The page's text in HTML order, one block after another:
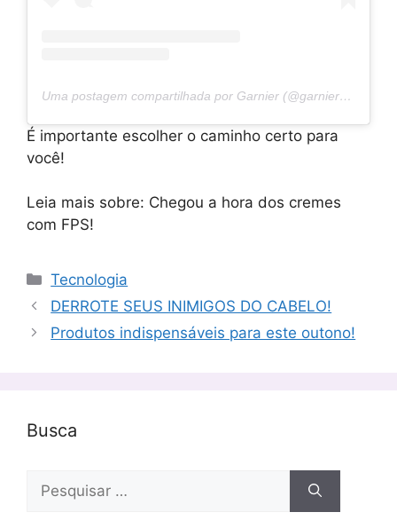
Uma postagem compartilhada por Garnier (@garnier_bg)
É importante escolher o caminho certo para
você!
Leia mais sobre: ​​Chegou a hora dos cremes
com FPS!
Categorias
Tecnologia
DERROTE SEUS INIMIGOS DO CABELO!
Produtos indispensáveis ​​para este outono!
Busca
Pesquisar